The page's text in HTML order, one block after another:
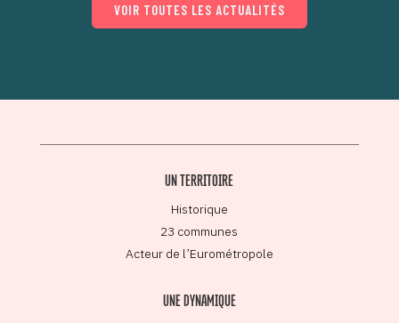
VOIR TOUTES LES ACTUALITÉS
UN TERRITOIRE
Historique
23 communes
Acteur de l’Eurométropole
UNE DYNAMIQUE